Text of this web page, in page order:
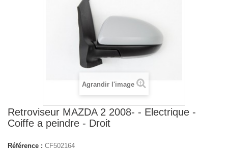
Agrandir l'image
Retroviseur MAZDA 2 2008- - Electrique -
Coiffe a peindre - Droit
Référence : CF502164